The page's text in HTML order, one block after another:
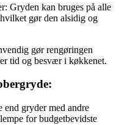
Gryden kan bruges på alle
gør den alsidig og
gør rengøringen
tid og besvær i køkkenet.
end gryder med andre
for budgetbevidste